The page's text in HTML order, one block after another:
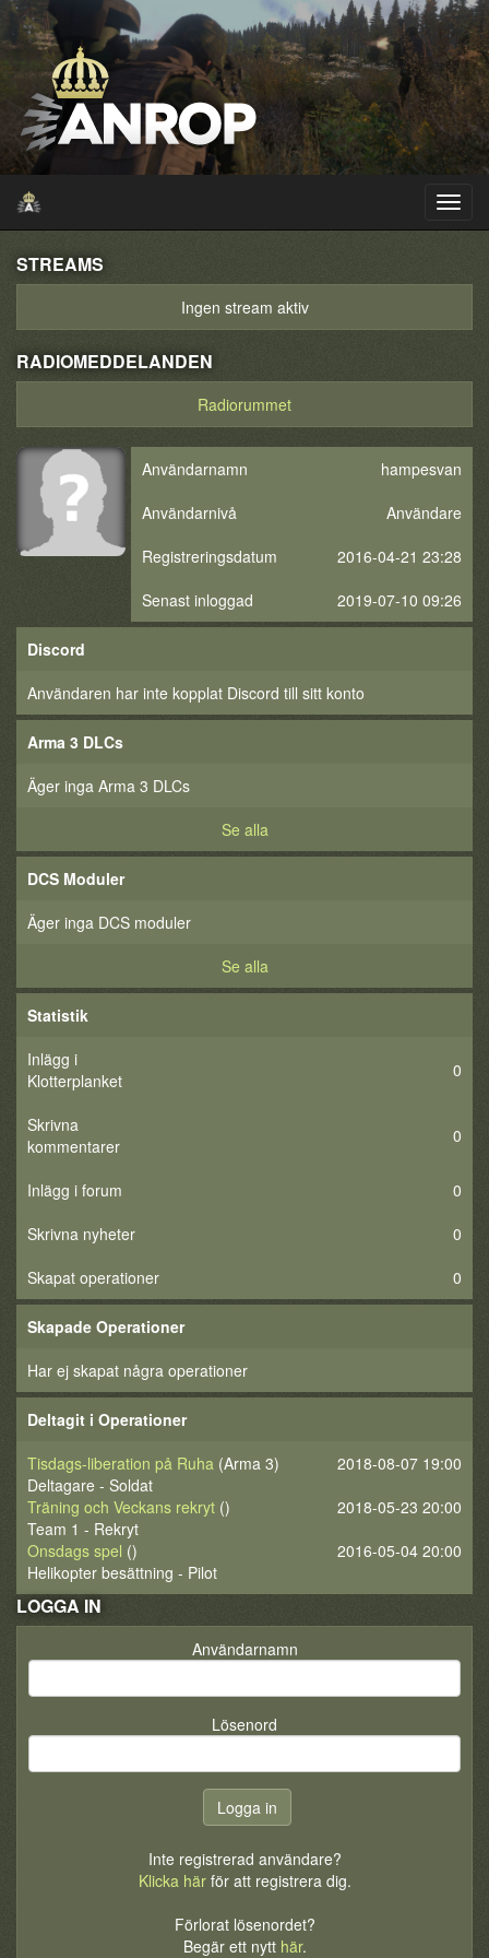
STREAMS
Ingen stream aktiv
RADIOMEDDELANDEN
Radiorummet
Användarnamn
hampesvan
Användarnivå
Användare
Registreringsdatum
2016-04-21 23:28
Senast inloggad
2019-07-10 09:26
Discord
Användaren har inte kopplat Discord till sitt konto
Arma 3 DLCs
Äger inga Arma 3 DLCs
Se alla
DCS Moduler
Äger inga DCS moduler
Se alla
Statistik
Inlägg i
Klotterplanket
0
Skrivna
kommentarer
0
Inlägg i forum
0
Skrivna nyheter
0
Skapat operationer
0
Skapade Operationer
Har ej skapat några operationer
Deltagit i Operationer
2018-08-07 19:00
Tisdags-liberation på Ruha (Arma 3)
Deltagare - Soldat
2018-05-23 20:00
Träning och Veckans rekryt ()
Team 1 - Rekryt
2016-05-04 20:00
Onsdags spel ()
Helikopter besättning - Pilot
LOGGA IN
Användarnamn
Lösenord
Inte registrerad användare?
Klicka härför att registrera dig.
Förlorat lösenordet?
Begär ett nytt här.